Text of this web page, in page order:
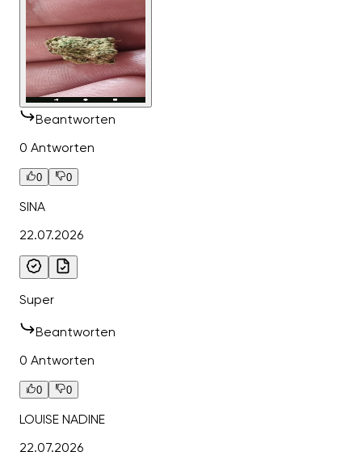
Beantworten
0 Antworten
0 0
SINA
22.07.2026
Super
Beantworten
0 Antworten
0 0
LOUISE NADINE
22.07.2026